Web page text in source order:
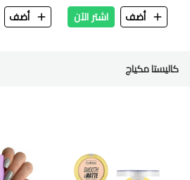
أضف
اشتر الآن
أضف
كاليستا مكياج